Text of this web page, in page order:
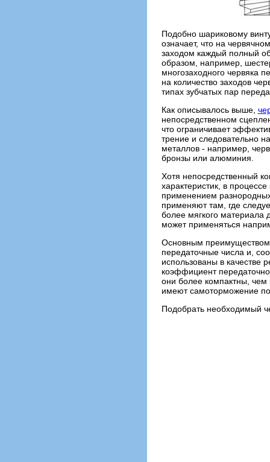
Подобно шариковому
означает, что на
заходом каждый полный
образом, например,
многозаходного червяка
на количество заходов
типах зубчатых пар
Как описывалось выше,
непосредственном
что ограничивает
трение и следовательно
металлов - например,
бронзы или алюминия.
Хотя непосредственный
характеристик, в
применением
применяют там, где
более мягкого материала
может применяться
Основным преимуществом
передаточные числа и,
использованы в качестве
коэффициент
они более компактны, чем
имеют самоторможение
Подобрать необходимый